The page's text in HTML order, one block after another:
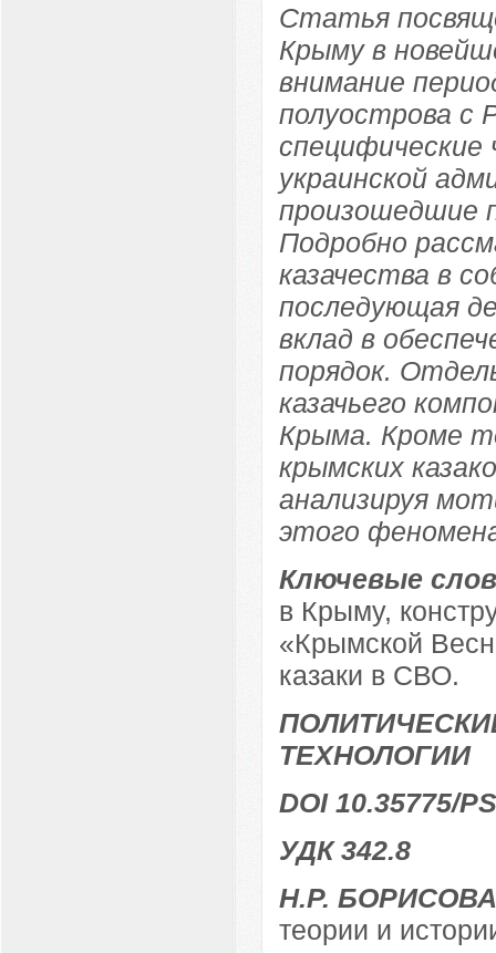
Статья
Крыму в
внимание
полуострова с
специфические
украинской
произошедшие
Подробно
казачества в
последующая
вклад в
порядок.
казачьего
Крыма. Кроме
крымских
анализируя
этого
Ключевые
в Крыму,
«Крымской
казаки в СВО.
ТЕХНОЛОГИИ
DOI 10.35775/
УДК 342.8
Н.Р. БОРИСОВА
теории и